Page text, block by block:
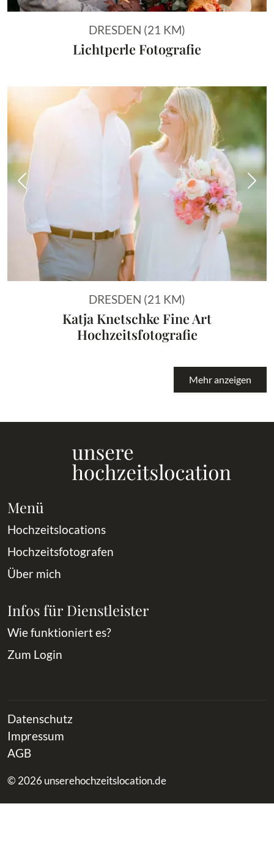
DRESDEN (21 KM)
Lichtperle Fotografie
Vorheriges Bild
DRESDEN (21 KM)
Katja Knetschke Fine Art
Hochzeitsfotografie
Mehr anzeigen
Menü
Hochzeitslocations
Hochzeitsfotografen
Über mich
Infos für Dienstleister
Wie funktioniert es?
Zum Login
Datenschutz
Impressum
AGB
© 2026 unserehochzeitslocation.de